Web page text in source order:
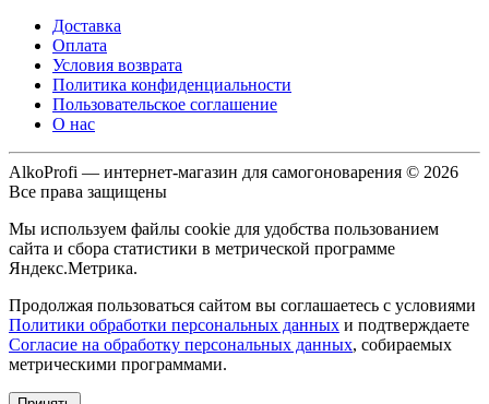
Доставка
Оплата
Условия возврата
Политика конфиденциальности
Пользовательское соглашение
О нас
AlkoProfi — интернет-магазин для самогоноварения © 2026
Все права защищены
Мы используем файлы cookie для удобства пользованием
сайта и сбора статистики в метрической программе
Яндекс.Метрика.
Продолжая пользоваться сайтом вы соглашаетесь с условиями
Политики обработки персональных данных и подтверждаете
Согласие на обработку персональных данных, собираемых
метрическими программами.